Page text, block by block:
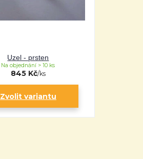
Uzel - prsten
845 Kč/ks
Na objednání > 10 ks
Zvolit variantu